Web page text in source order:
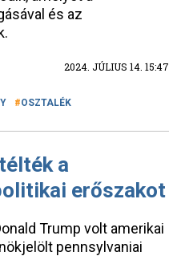
és az
2024. JÚLIUS 14. 15:47
OSZTALÉK
a
erőszakot
Trump volt amerikai
pennsylvaniai